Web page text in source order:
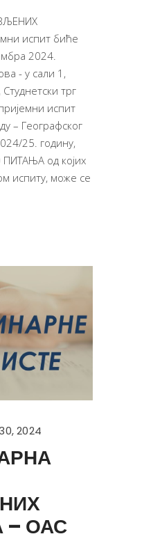
испит биће
2024.
- у сали 1,
трг
испит
– Географског
25. годину,
од којих
испиту, може се
2024
– ОАС